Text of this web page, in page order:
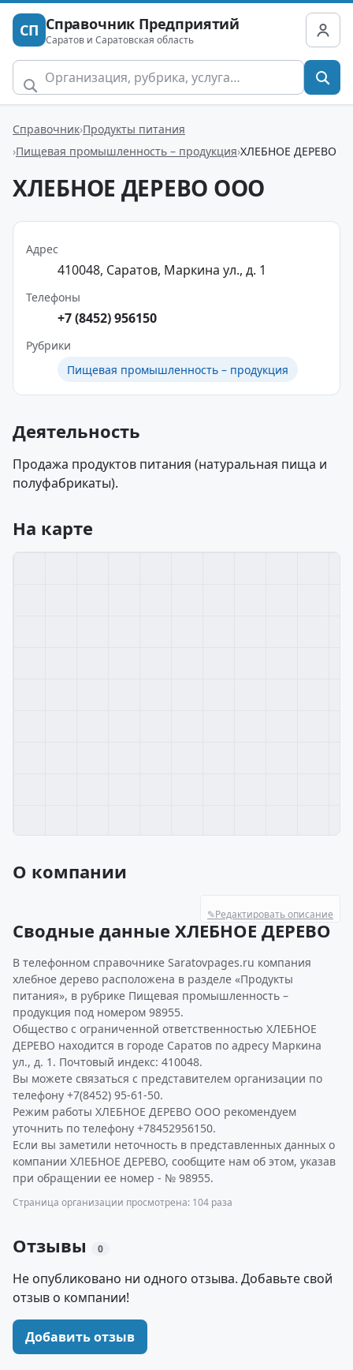
СП Справочник Предприятий
Саратов и Саратовская область
Справочник Продукты питания
Пищевая промышленность – продукция ХЛЕБНОЕ ДЕРЕВО
ХЛЕБНОЕ ДЕРЕВО ООО
Адрес
410048, Саратов, Маркина ул., д. 1
Телефоны
+7 (8452) 956150
Рубрики
Пищевая промышленность – продукция
Деятельность
Продажа продуктов питания (натуральная пища и
полуфабрикаты).
На карте
О компании
✎Редактировать описание
Сводные данные ХЛЕБНОЕ ДЕРЕВО
В телефонном справочнике Saratovpages.ru компания
хлебное дерево расположена в разделе «Продукты
питания», в рубрике Пищевая промышленность –
продукция под номером 98955.
Общество с ограниченной ответственностью ХЛЕБНОЕ
ДЕРЕВО находится в городе Саратов по адресу Маркина
ул., д. 1. Почтовый индекс: 410048.
Вы можете связаться с представителем организации по
телефону +7(8452) 95-61-50.
Режим работы ХЛЕБНОЕ ДЕРЕВО ООО рекомендуем
уточнить по телефону +78452956150.
Если вы заметили неточность в представленных данных о
компании ХЛЕБНОЕ ДЕРЕВО, сообщите нам об этом, указав
при обращении ее номер - № 98955.
Страница организации просмотрена: 104 раза
Отзывы 0
Не опубликовано ни одного отзыва. Добавьте свой
отзыв о компании!
Добавить отзыв